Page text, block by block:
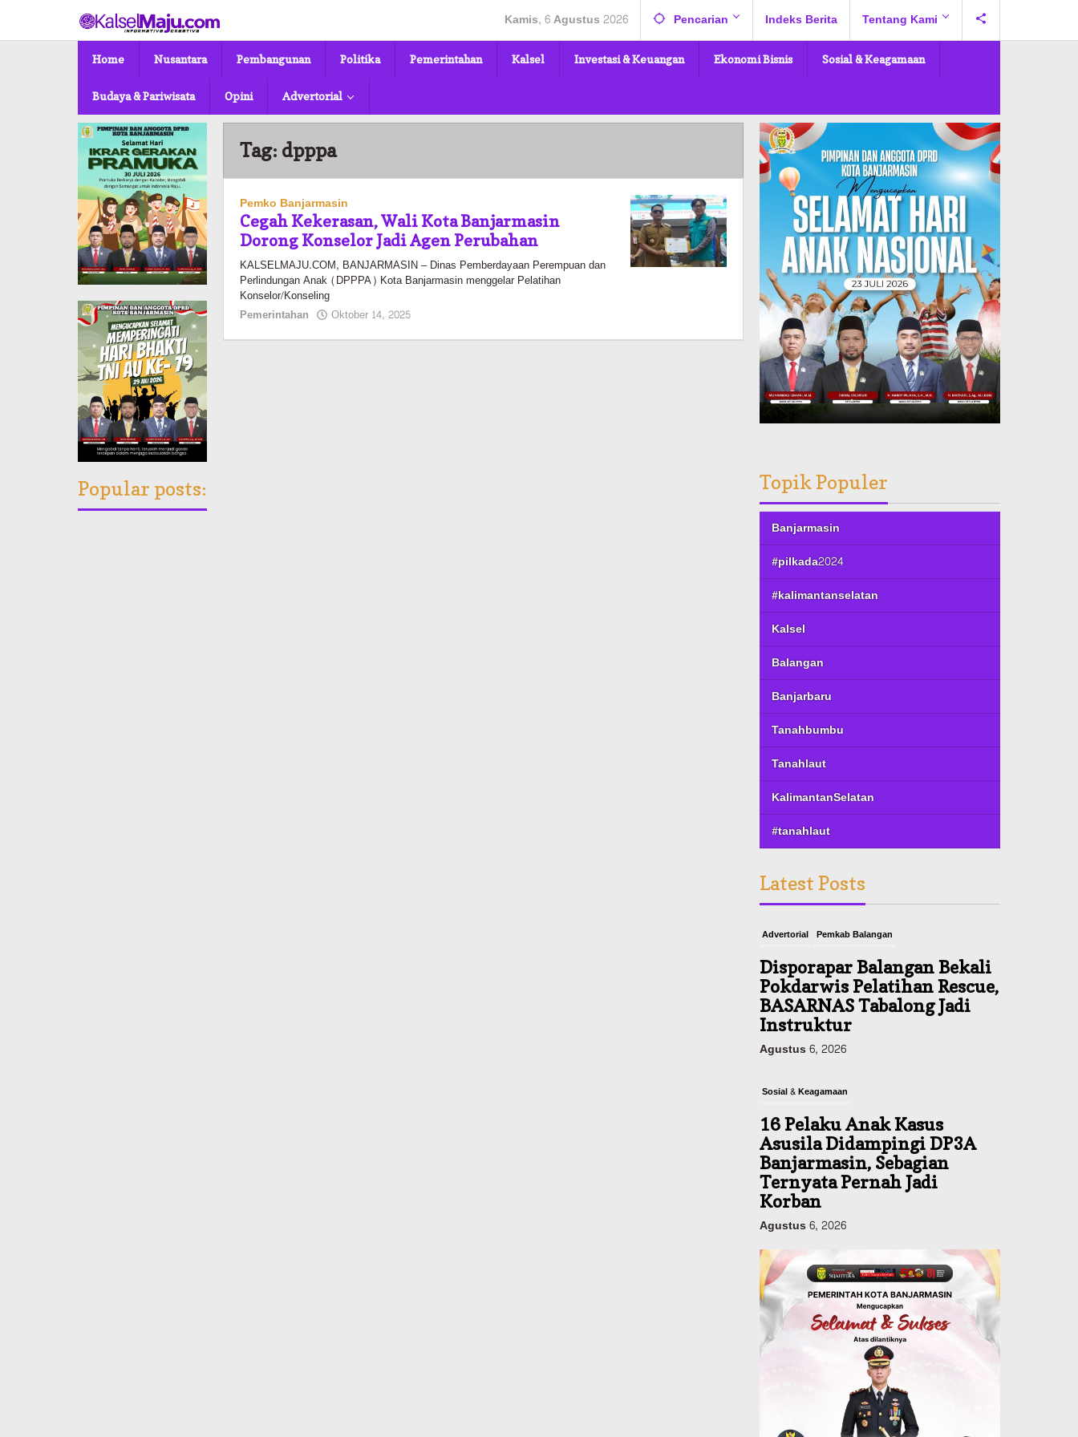
konten
Kamis, 6 Agustus 2026 Pencarian Indeks Berita Tentang Kami
Home Nusantara Pembangunan Politika Pemerintahan Kalsel Investasi & Keuangan Ekonomi Bisnis Sosial & Keagamaan
Budaya & Pariwisata Opini Advertorial
Popular posts:
Tag: dpppa
Pemko Banjarmasin
Cegah Kekerasan, Wali Kota Banjarmasin
Dorong Konselor Jadi Agen Perubahan
KALSELMAJU.COM, BANJARMASIN – Dinas Pemberdayaan Perempuan dan
Perlindungan Anak (DPPPA) Kota Banjarmasin menggelar Pelatihan
Konselor/Konseling
Pemerintahan
Oktober 14, 2025
Topik Populer
Banjarmasin
#pilkada2024
#kalimantanselatan
Kalsel
Balangan
Banjarbaru
Tanahbumbu
Tanahlaut
KalimantanSelatan
#tanahlaut
Latest Posts
Advertorial Pemkab Balangan
Disporapar Balangan Bekali
Pokdarwis Pelatihan Rescue,
BASARNAS Tabalong Jadi
Instruktur
Agustus 6, 2026
Sosial & Keagamaan
16 Pelaku Anak Kasus
Asusila Didampingi DP3A
Banjarmasin, Sebagian
Ternyata Pernah Jadi
Korban
Agustus 6, 2026
Dinas PUPR Kalsel Pembangunan
Tindak Lanjut
Pascakecelakaan Maut,
Pemerintah Janji
Tingkatkan Fasilitas
Keselamatan Jalan
Alternatif Banjarbaru–